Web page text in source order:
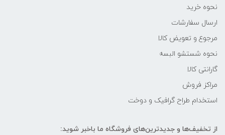
نحوه خرید
ارسال سفارشات
مرجوع و تعویض کالا
نحوه شستشو البسه
گارانتی کالا
مراکز فروش
استخدام طراح گرافیک و دوخت
از تخفیف‌ها و جدیدترین‌های فروشگاه ما باخبر شوید: